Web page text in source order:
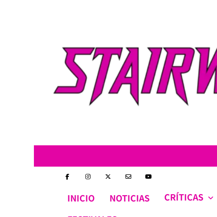
INICIO NOTICIAS CRÍTICAS